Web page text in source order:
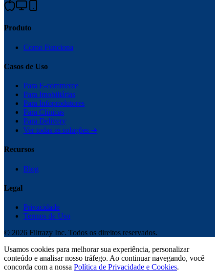
Produto
Como Funciona
Casos de Uso
Para E-commerce
Para Imobiliárias
Para Infoprodutores
Para Clínicas
Para Delivery
Ver todas as soluções ➔
Recursos
Blog
Legal
Privacidade
Termos de Uso
© 2026 Filtrazy Inc. Todos os direitos reservados.
Usamos cookies para melhorar sua experiência, personalizar
conteúdo e analisar nosso tráfego. Ao continuar navegando, você
concorda com a nossa Política de Privacidade e Cookies.